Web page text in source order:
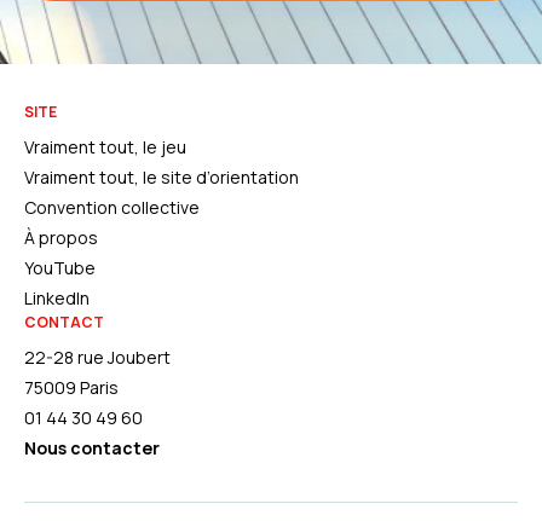
SITE
Vraiment tout, le jeu
Vraiment tout, le site d’orientation
Convention collective
À propos
YouTube
LinkedIn
CONTACT
22-28 rue Joubert
75009 Paris
01 44 30 49 60
Nous contacter